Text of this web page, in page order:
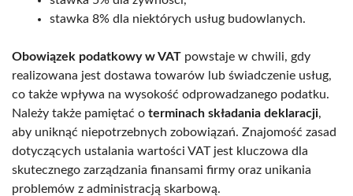
stawka 8% dla niektórych usług budowlanych.
Obowiązek podatkowy w VAT powstaje w chwili, gdy
realizowana jest dostawa towarów lub świadczenie usług,
co także wpływa na wysokość odprowadzanego podatku.
Należy także pamiętać o terminach składania deklaracji,
aby uniknąć niepotrzebnych zobowiązań. Znajomość zasad
dotyczących ustalania wartości VAT jest kluczowa dla
skutecznego zarządzania finansami firmy oraz unikania
problemów z administracją skarbową.